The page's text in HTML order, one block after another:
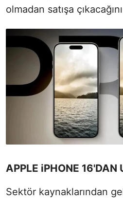
olmadan satışa
APPLE iPHONE 16'DAN
Sektör kaynaklarından